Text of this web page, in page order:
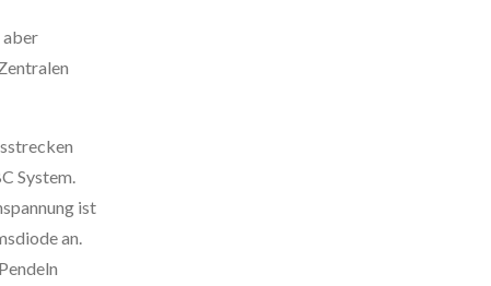
aber
System.
ist
an.